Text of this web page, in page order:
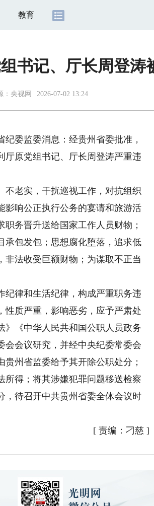
教育
书记、厅长周登涛
： 央视网 2026-07-02 13:24
纪委监委消息：经贵州省委批准，
厅原党组书记、厅长周登涛严重违
老实，干扰巡视工作，对抗组织
影响公正执行公务的宴请和旅游活
务晋升送给国家工作人员财物；
承包发包；思想腐化堕落，追求低
非法收受巨额财物；为谋取不正当
律和生活纪律，构成严重职务违
性质严重，影响恶劣，应予严肃处
》《中华人民共和国公职人员政务
会会议研究，并经中央纪委常委会
州省监委给予其开除公职处分；
所得；将其涉嫌犯罪问题移送检察
，待召开中共贵州省委全体会议时
[ 责编：刁慈 ]